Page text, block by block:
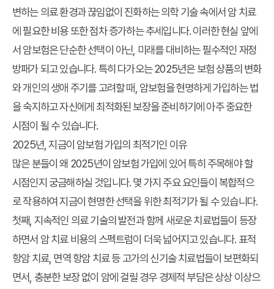
변하는 의료 환경과 끊임없이 진화하는 의학 기술 속에서 암 치료
에 필요한 비용 또한 점차 증가하는 추세입니다. 이러한 현실 앞에
서 암보험은 단순한 선택이 아닌, 미래를 대비하는 필수적인 재정
방패가 되고 있습니다. 특히 다가오는 2025년은 보험 상품의 변화
와 개인의 생애 주기를 고려할 때, 암보험을 현명하게 가입하는 법
을 숙지하고 자신에게 최적화된 보장을 준비하기에 아주 중요한
시점이 될 수 있습니다.
2025년, 지금이 암보험 가입의 최적기인 이유
많은 분들이 왜 2025년이 암보험 가입에 있어 특히 주목해야 할
시점인지 궁금해하실 것입니다. 몇 가지 주요 요인들이 복합적으
로 작용하여 지금이 현명한 선택을 위한 최적기가 될 수 있습니다.
첫째, 지속적인 의료 기술의 발전과 함께 새로운 치료법들이 등장
하면서 암 치료 비용의 스펙트럼이 더욱 넓어지고 있습니다. 표적
항암 치료, 면역 항암 치료 등 고가의 신기술 치료법들이 보편화되
면서, 충분한 보장 없이 암에 걸릴 경우 경제적 부담은 상상 이상으